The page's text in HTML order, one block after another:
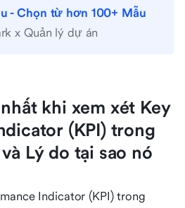
- Chọn từ hơn 100+ Mẫu
x Quản lý dự án
khi xem xét Key
(KPI) trong
Lý do tại sao nó
Indicator (KPI) trong